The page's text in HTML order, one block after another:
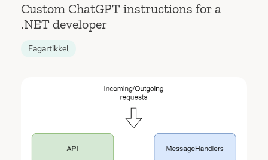
Custom ChatGPT instructions for a
.NET developer
Fagartikkel